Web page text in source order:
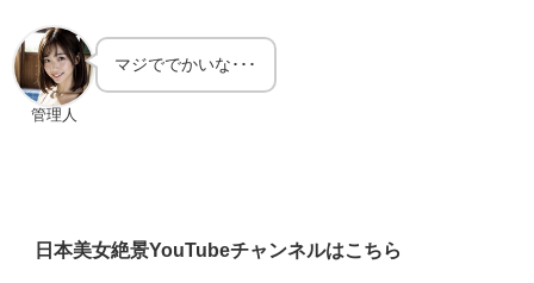
管理人
マジででかいな･･･
日本美女絶景YouTubeチャンネルはこちら